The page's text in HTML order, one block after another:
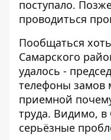
поступало.
проводиться
Пообщаться
Самарского
удалось -
телефоны замов
приемной
труда. Видимо, в
серьёзные